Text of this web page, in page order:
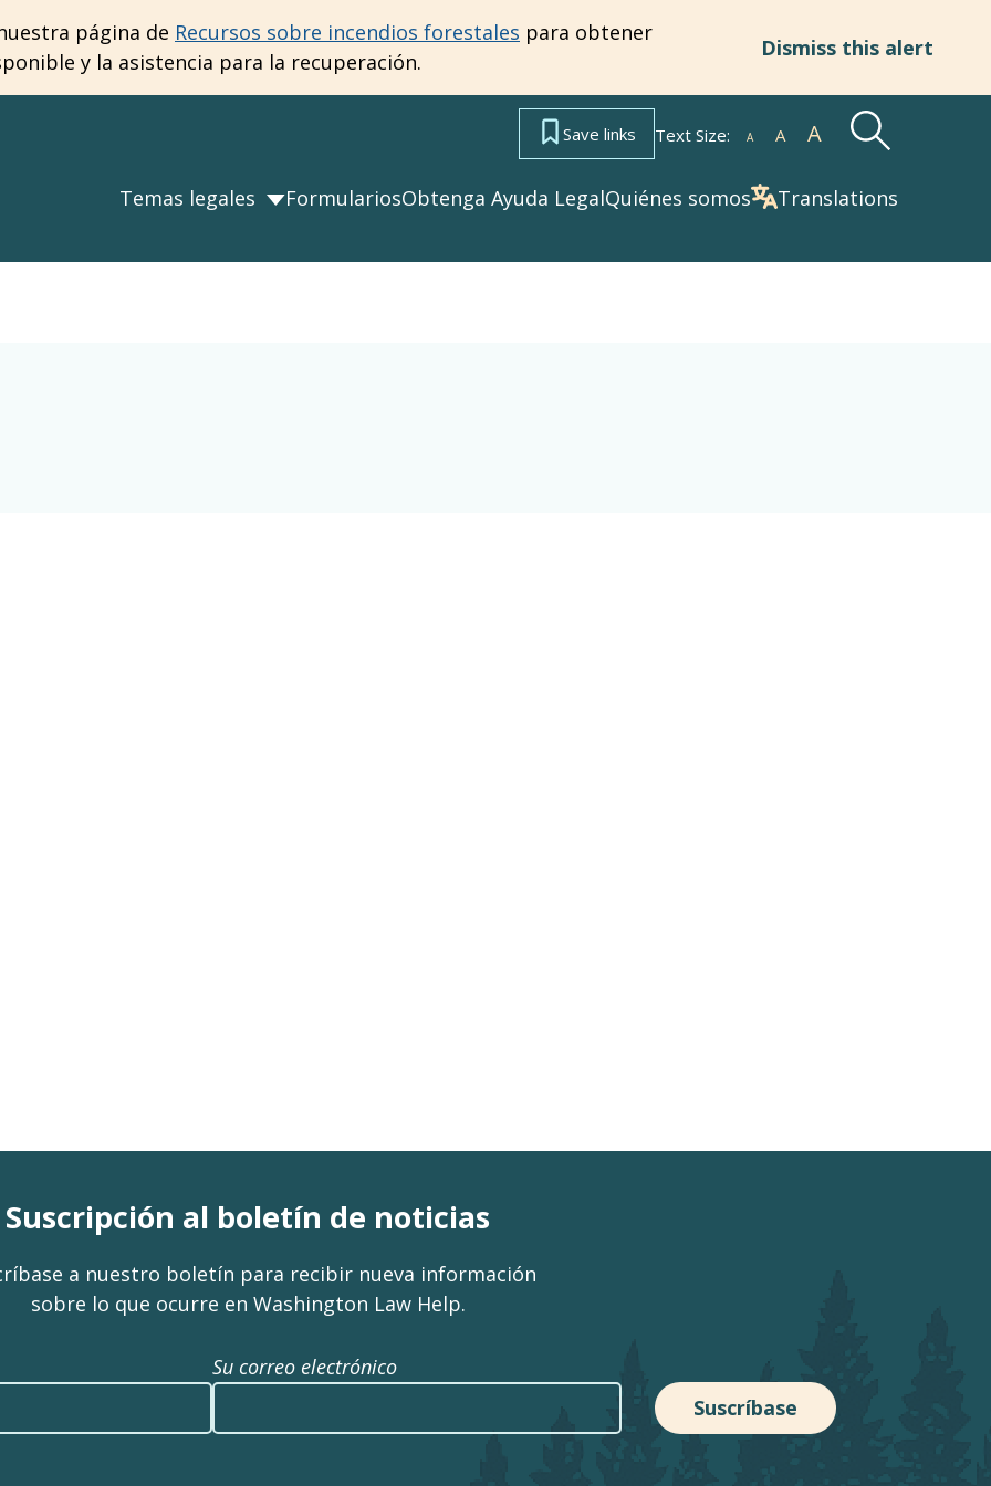
página de Recursos sobre incendios forestales para obtener
y la asistencia para la recuperación.
Dismiss this alert
Save links Text Size: ADecrease
ADefault
A Increase
Temas legales FormulariosObtenga Ayuda LegalQuiénes somos Translations
Suscripción al boletín de noticias
a nuestro boletín para recibir nueva información
sobre lo que ocurre en Washington Law Help.
Su correo electrónico